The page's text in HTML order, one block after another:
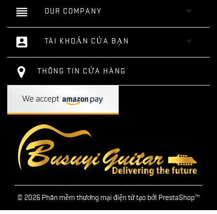
reorder OUR COMPANY 
account_box TÀI KHOẢN CỦA BẠN 
THÔNG TIN CỬA HÀNG
© 2026 Phân mềm thương mại điện tử tạo bởi PrestaShop™